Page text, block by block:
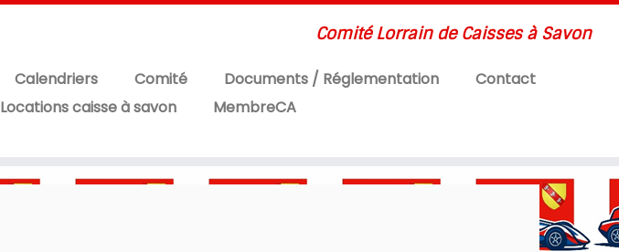
Comité Lorrain de Caisses à Savon
Calendriers Comité Documents / Réglementation
Contact
Locations caisse à savon MembreCA